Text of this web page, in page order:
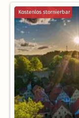
Kostenlos stornierbar